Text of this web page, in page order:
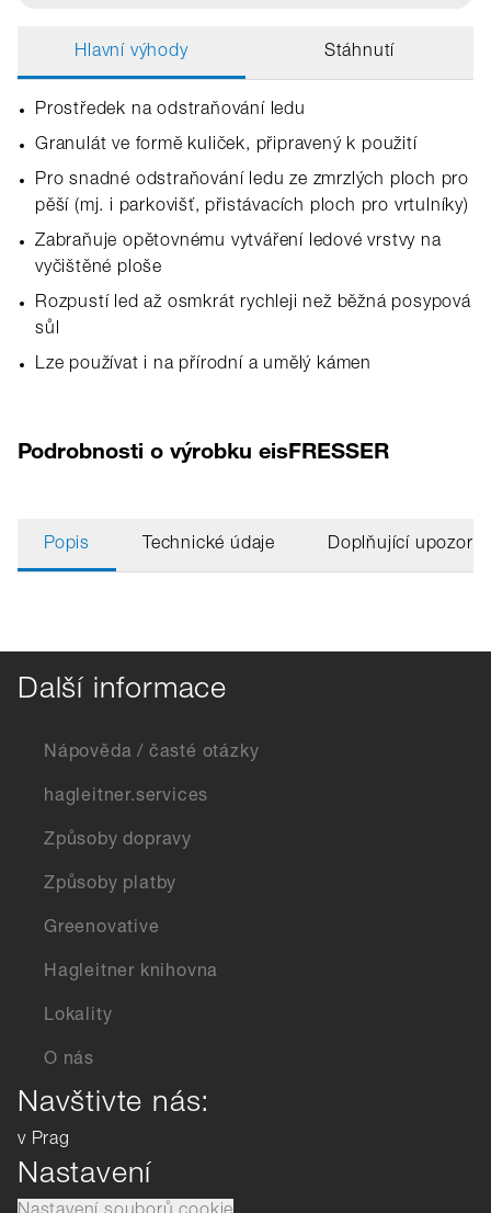
Hlavní výhody Stáhnutí
Prostředek na odstraňování ledu
Granulát ve formě kuliček, připravený k použití
Pro snadné odstraňování ledu ze zmrzlých ploch pro
pěší (mj. i parkovišť, přistávacích ploch pro vrtulníky)
Zabraňuje opětovnému vytváření ledové vrstvy na
vyčištěné ploše
Rozpustí led až osmkrát rychleji než běžná posypová
sůl
Lze používat i na přírodní a umělý kámen
Podrobnosti o výrobku eisFRESSER
Popis Technické údaje Doplňující
Další informace
Nápověda / časté otázky
hagleitner.services
Způsoby dopravy
Způsoby platby
Greenovative
Hagleitner knihovna
Lokality
O nás
Navštivte nás:
v Prag
Nastavení